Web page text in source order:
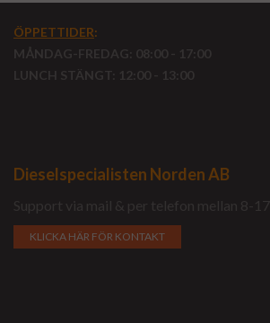
ÖPPETTIDER:
MÅNDAG-FREDAG: 08:00 - 17:00
LUNCH STÄNGT: 12:00 - 13:00
Dieselspecialisten Norden AB
Support via mail & per telefon mellan 8-17.
KLICKA HÄR FÖR KONTAKT